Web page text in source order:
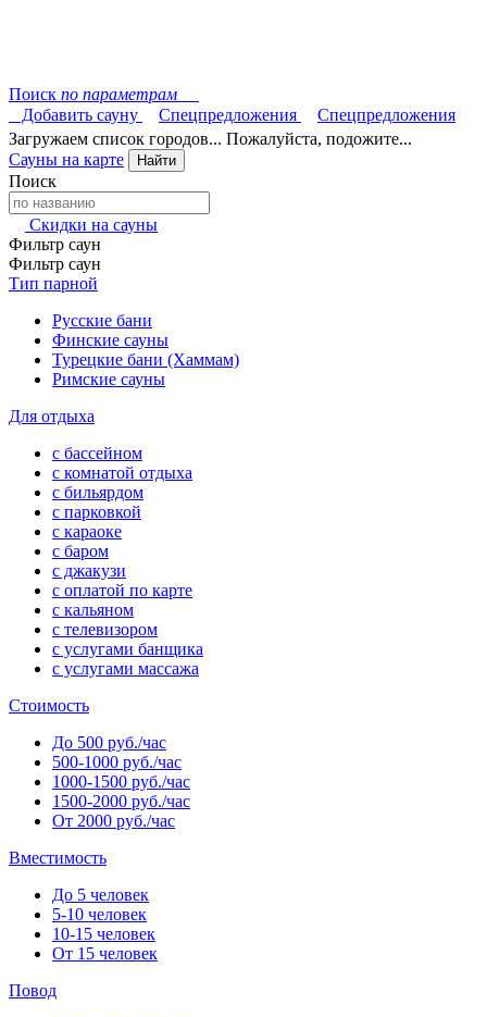
Поиск по параметрам
Добавить сауну
Спецпредложения
Спецпредложения
Загружаем список городов... Пожалуйста, подожите...
Сауны на карте
Найти
Поиск
Скидки на сауны
Фильтр саун
Фильтр саун
Тип парной
Русские бани
Финские сауны
Турецкие бани (Хаммам)
Римские сауны
Для отдыха
с бассейном
с комнатой отдыха
с бильярдом
с парковкой
с караоке
с баром
с джакузи
с оплатой по карте
с кальяном
с телевизором
с услугами банщика
с услугами массажа
Стоимость
До 500 руб./час
500-1000 руб./час
1000-1500 руб./час
1500-2000 руб./час
От 2000 руб./час
Вместимость
До 5 человек
5-10 человек
10-15 человек
От 15 человек
Повод